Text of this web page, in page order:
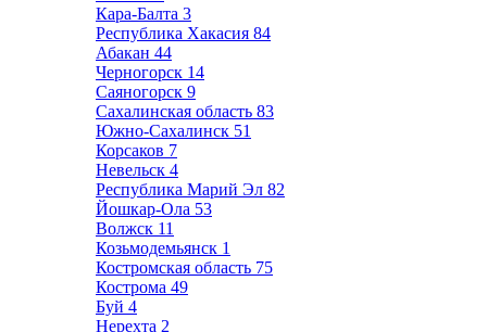
Кара-Балта 3
Республика Хакасия 84
Абакан 44
Черногорск 14
Саяногорск 9
Сахалинская область 83
Южно-Сахалинск 51
Корсаков 7
Невельск 4
Республика Марий Эл 82
Йошкар-Ола 53
Волжск 11
Козьмодемьянск 1
Костромская область 75
Кострома 49
Буй 4
Нерехта 2